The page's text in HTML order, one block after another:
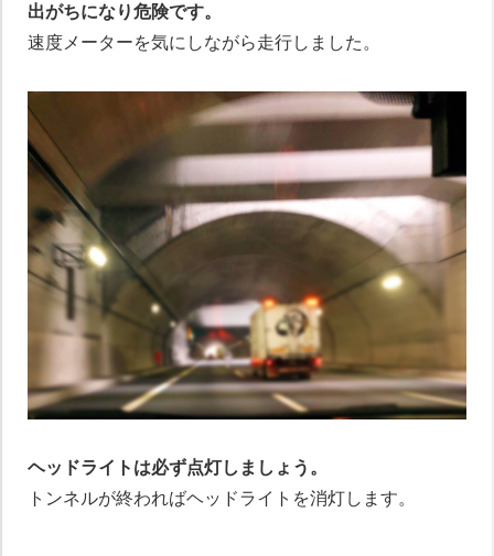
出がちになり危険です。
速度メーターを気にしながら走行しました。
ヘッドライトは必ず点灯しましょう。
トンネルが終わればヘッドライトを消灯します。